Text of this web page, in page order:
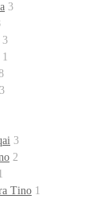
3
3
1
3
3
2
Tino 1